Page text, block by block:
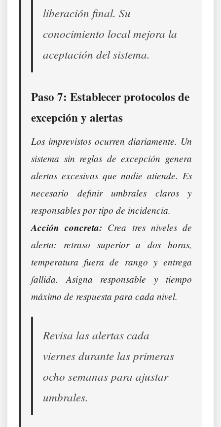
liberación final. Su
conocimiento local mejora la
aceptación del sistema.
Paso 7: Establecer protocolos de
excepción y alertas
Los imprevistos ocurren diariamente. Un
sistema sin reglas de excepción genera
alertas excesivas que nadie atiende. Es
necesario definir umbrales claros y
responsables por tipo de incidencia.
Acción concreta: Crea tres niveles de
alerta: retraso superior a dos horas,
temperatura fuera de rango y entrega
fallida. Asigna responsable y tiempo
máximo de respuesta para cada nivel.
Revisa las alertas cada
viernes durante las primeras
ocho semanas para ajustar
umbrales.